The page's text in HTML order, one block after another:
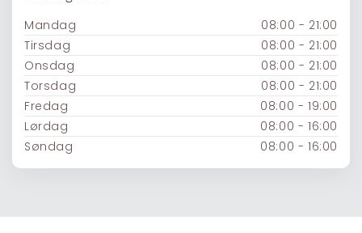
Mandag
08:00 - 21:00
Tirsdag
08:00 - 21:00
Onsdag
08:00 - 21:00
Torsdag
08:00 - 21:00
Fredag
08:00 - 19:00
Lørdag
08:00 - 16:00
Søndag
08:00 - 16:00